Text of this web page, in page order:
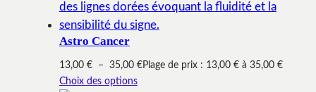
Astro Cancer
13,00 € – 35,00 €Plage de prix : 13,00 € à 35,00 €
Choix des options